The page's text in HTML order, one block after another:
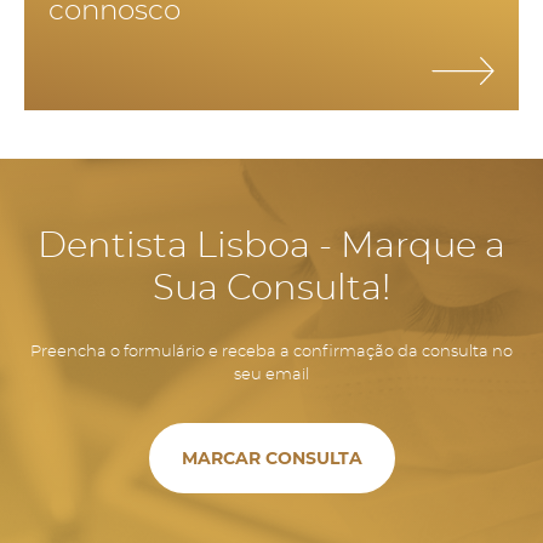
mínimo 2 vezes por dia, fio dentário uma vez por dia e
connosco
Dentista Lisboa - Marque a
Sua Consulta!
Preencha o formulário e receba a confirmação da consulta no
seu email
MARCAR CONSULTA